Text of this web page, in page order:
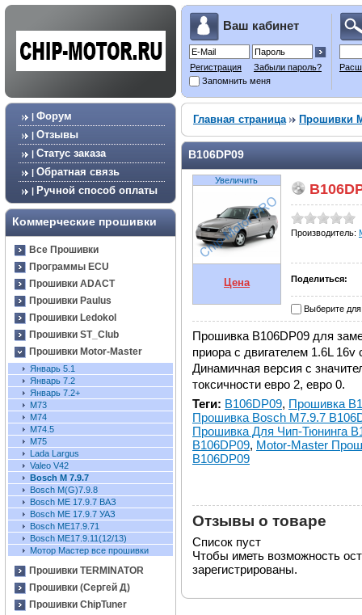
Ваш кабинет
Регистрация
Забыли пароль?
Запомнить меня
| Форум
| Отзывы
| Статус заказа
| Обратная связь
| Ручной способ оплаты
Коммерческие прошивки
Все Прошивки
Программы ECU
Прошивки ADACT
Прошивки Paulus
Прошивки Ledokol
Прошивки ST_Club
Прошивки Motor-Master
Январь 5.1
Январь 7.2
Январь 7.2+
М73
М74
М74.5
М75
Lada Largus
Valeo V42
Bosch M 7.9.7
Bosch M(G)7.9.8
Bosch ME 17.9.7 ВАЗ
Bosch ME 17.9.7 УАЗ
Bosch ME17.9.71
Bosch ME17.9.11(12/13)
Мотор Мастер все прошивки
Прошивки TERMINATOR
Прошивки (Сергей Д)
Прошивки ChipTuner
Главная страница Прошивки
B106DP09
Увеличить
Цена
Производитель:
Поделиться:
Выберите
Прошивка B106DP09 для
приора с двигателем 1.6L
Динамичная версия с
токсичности евро 2, евро 0.
Теги: B106DP09, Прошивка
Прошивка Bosch M7.9.7
Прошивка Для Чип-Тюнинга
B106DP09, Motor-Master
B106DP09
Отзывы о товаре
Список пуст
Чтобы иметь возможность
зарегистрированы.